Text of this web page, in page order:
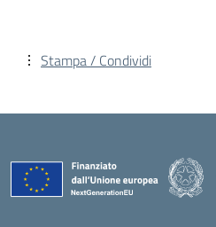
Stampa / Condividi